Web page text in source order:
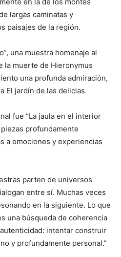
largas caminatas y
paisajes de la región.
una muestra homenaje al
la muerte de Hieronymus
una profunda admiración,
El jardín de las delicias.
fue “La jaula en el interior
profundamente
a emociones y experiencias
parten de universos
entre sí. Muchas veces
en la siguiente. Lo que
una búsqueda de coherencia
intentar construir
y profundamente personal.”